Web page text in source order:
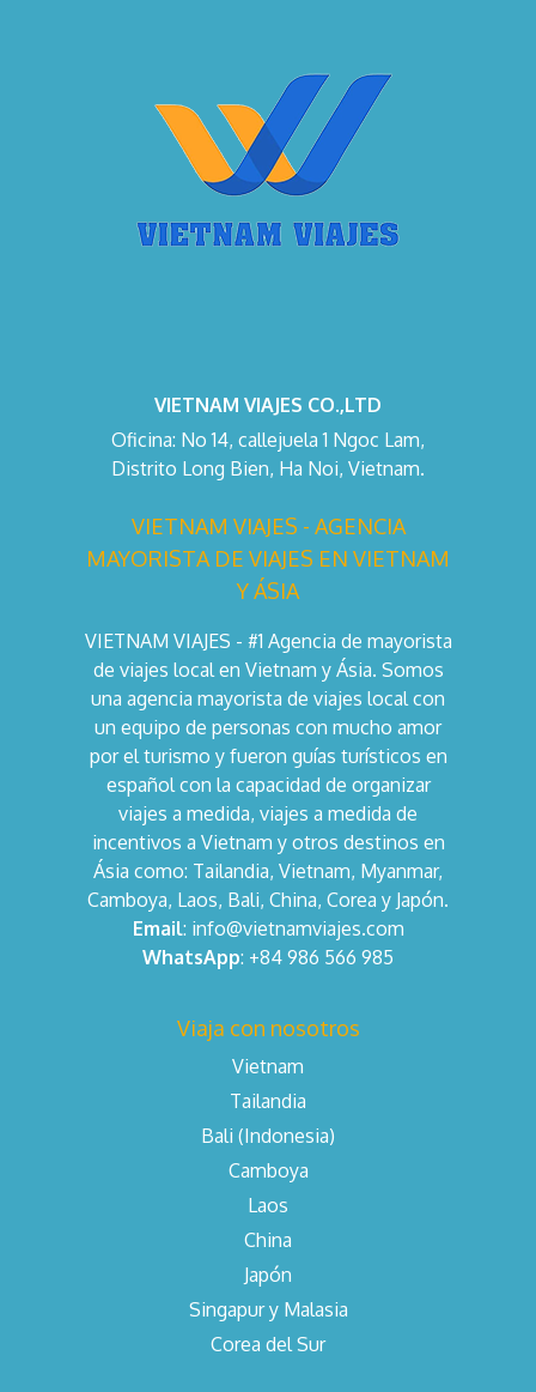
VIETNAM VIAJES CO.,LTD
Oficina: No 14, callejuela 1 Ngoc Lam,
Distrito Long Bien, Ha Noi, Vietnam.
VIETNAM VIAJES - AGENCIA
MAYORISTA DE VIAJES EN VIETNAM
Y ÁSIA
VIETNAM VIAJES - #1 Agencia de mayorista
de viajes local en Vietnam y Ásia. Somos
una agencia mayorista de viajes local con
un equipo de personas con mucho amor
por el turismo y fueron guías turísticos en
español con la capacidad de organizar
viajes a medida, viajes a medida de
incentivos a Vietnam y otros destinos en
Ásia como: Tailandia, Vietnam, Myanmar,
Camboya, Laos, Bali, China, Corea y Japón.
Email: info@vietnamviajes.com
WhatsApp: +84 986 566 985
Viaja con nosotros
Vietnam
Tailandia
Bali (Indonesia)
Camboya
Laos
China
Japón
Singapur y Malasia
Corea del Sur